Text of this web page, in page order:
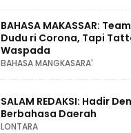
BAHASA MAKASSAR:
Dudu ri Corona, Tapi
Waspada
BAHASA MANGKASARA'
SALAM REDAKSI: Hadir
Berbahasa Daerah
LONTARA